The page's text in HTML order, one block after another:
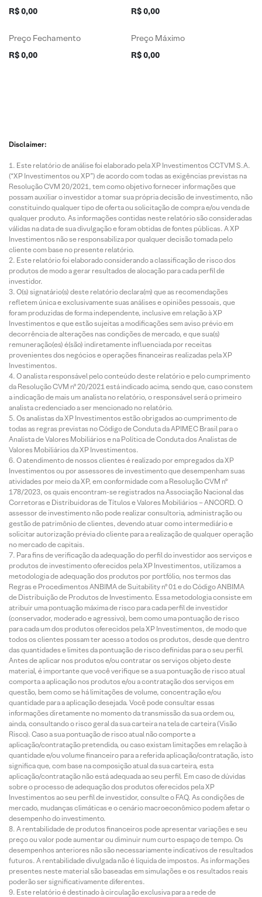
R$ 0,00
R$ 0,00
Preço Fechamento
R$ 0,00
Preço Máximo
R$ 0,00
Disclaimer:
Este relatório de análise foi elaborado pela XP Investimentos CCTVM S.A.
(“XP Investimentos ou XP”) de acordo com todas as exigências previstas na
Resolução CVM 20/2021, tem como objetivo fornecer informações que
possam auxiliar o investidor a tomar sua própria decisão de investimento, não
constituindo qualquer tipo de oferta ou solicitação de compra e/ou venda de
qualquer produto. As informações contidas neste relatório são consideradas
válidas na data de sua divulgação e foram obtidas de fontes públicas. A XP
Investimentos não se responsabiliza por qualquer decisão tomada pelo
cliente com base no presente relatório.
Este relatório foi elaborado considerando a classificação de risco dos
produtos de modo a gerar resultados de alocação para cada perfil de
investidor.
O(s) signatário(s) deste relatório declara(m) que as recomendações
refletem única e exclusivamente suas análises e opiniões pessoais, que
foram produzidas de forma independente, inclusive em relação à XP
Investimentos e que estão sujeitas a modificações sem aviso prévio em
decorrência de alterações nas condições de mercado, e que sua(s)
remuneração(es) é(são) indiretamente influenciada por receitas
provenientes dos negócios e operações financeiras realizadas pela XP
Investimentos.
O analista responsável pelo conteúdo deste relatório e pelo cumprimento
da Resolução CVM nº 20/2021 está indicado acima, sendo que, caso constem
a indicação de mais um analista no relatório, o responsável será o primeiro
analista credenciado a ser mencionado no relatório.
Os analistas da XP Investimentos estão obrigados ao cumprimento de
todas as regras previstas no Código de Conduta da APIMEC Brasil para o
Analista de Valores Mobiliários e na Política de Conduta dos Analistas de
Valores Mobiliários da XP Investimentos.
O atendimento de nossos clientes é realizado por empregados da XP
Investimentos ou por assessores de investimento que desempenham suas
atividades por meio da XP, em conformidade com a Resolução CVM nº
178/2023, os quais encontram-se registrados na Associação Nacional das
Corretoras e Distribuidoras de Títulos e Valores Mobiliários – ANCORD. O
assessor de investimento não pode realizar consultoria, administração ou
gestão de patrimônio de clientes, devendo atuar como intermediário e
solicitar autorização prévia do cliente para a realização de qualquer operação
no mercado de capitais.
Para fins de verificação da adequação do perfil do investidor aos serviços e
produtos de investimento oferecidos pela XP Investimentos, utilizamos a
metodologia de adequação dos produtos por portfólio, nos termos das
Regras e Procedimentos ANBIMA de Suitability nº 01 e do Código ANBIMA
de Distribuição de Produtos de Investimento. Essa metodologia consiste em
atribuir uma pontuação máxima de risco para cada perfil de investidor
(conservador, moderado e agressivo), bem como uma pontuação de risco
para cada um dos produtos oferecidos pela XP Investimentos, de modo que
todos os clientes possam ter acesso a todos os produtos, desde que dentro
das quantidades e limites da pontuação de risco definidas para o seu perfil.
Antes de aplicar nos produtos e/ou contratar os serviços objeto deste
material, é importante que você verifique se a sua pontuação de risco atual
comporta a aplicação nos produtos e/ou a contratação dos serviços em
questão, bem como se há limitações de volume, concentração e/ou
quantidade para a aplicação desejada. Você pode consultar essas
informações diretamente no momento da transmissão da sua ordem ou,
ainda, consultando o risco geral da sua carteira na tela de carteira (Visão
Risco). Caso a sua pontuação de risco atual não comporte a
aplicação/contratação pretendida, ou caso existam limitações em relação à
quantidade e/ou volume financeiro para a referida aplicação/contratação, isto
significa que, com base na composição atual da sua carteira, esta
aplicação/contratação não está adequada ao seu perfil. Em caso de dúvidas
sobre o processo de adequação dos produtos oferecidos pela XP
Investimentos ao seu perfil de investidor, consulte o FAQ. As condições de
mercado, mudanças climáticas e o cenário macroeconômico podem afetar o
desempenho do investimento.
A rentabilidade de produtos financeiros pode apresentar variações e seu
preço ou valor pode aumentar ou diminuir num curto espaço de tempo. Os
desempenhos anteriores não são necessariamente indicativos de resultados
futuros. A rentabilidade divulgada não é líquida de impostos. As informações
presentes neste material são baseadas em simulações e os resultados reais
poderão ser significativamente diferentes.
Este relatório é destinado à circulação exclusiva para a rede de